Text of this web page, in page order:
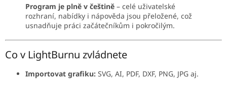
Program je plně v češtině – celé uživatelské
rozhraní, nabídky i nápověda jsou přeložené, což
usnadňuje práci začátečníkům i pokročilým.
Co v LightBurnu zvládnete
Importovat grafiku: SVG, AI, PDF, DXF, PNG, JPG aj.